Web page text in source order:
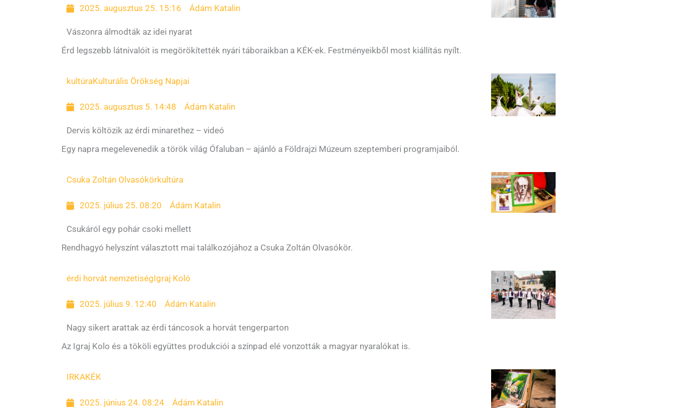
2025. augusztus 25. 15:16 Ádám Katalin
Vászonra álmodták az idei nyarat
Érd legszebb látnivalóit is megörökítették nyári táboraikban a KÉK-ek. Festményeikből most kiállítás nyílt.
kultúraKulturális Örökség Napjai
2025. augusztus 5. 14:48 Ádám Katalin
Dervis költözik az érdi minarethez – videó
Egy napra megelevenedik a török világ Ófaluban – ajánló a Földrajzi Múzeum szeptemberi programjaiból.
Csuka Zoltán Olvasókörkultúra
2025. július 25. 08:20 Ádám Katalin
Csukáról egy pohár csoki mellett
Rendhagyó helyszínt választott mai találkozójához a Csuka Zoltán Olvasókör.
érdi horvát nemzetiségIgraj Koló
2025. július 9. 12:40 Ádám Katalin
Nagy sikert arattak az érdi táncosok a horvát tengerparton
Az Igraj Kolo és a tököli együttes produkciói a színpad elé vonzották a magyar nyaralókat is.
IRKAKÉK
2025. június 24. 08:24 Ádám Katalin